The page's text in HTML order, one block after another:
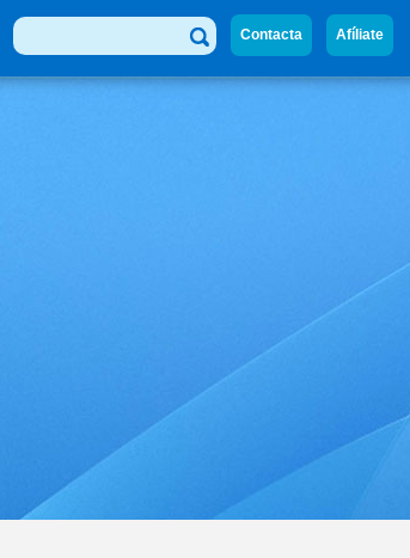
Buscar
Contacta Afíliate